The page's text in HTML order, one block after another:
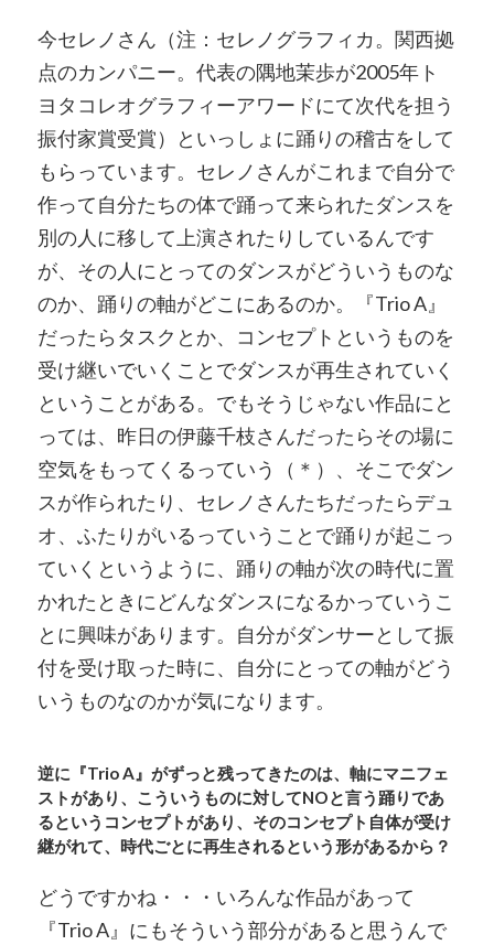
今セレノさん（注：セレノグラフィカ。関西拠
点のカンパニー。代表の隅地茉歩が2005年ト
ヨタコレオグラフィーアワードにて次代を担う
振付家賞受賞）といっしょに踊りの稽古をして
もらっています。セレノさんがこれまで自分で
作って自分たちの体で踊って来られたダンスを
別の人に移して上演されたりしているんです
が、その人にとってのダンスがどういうものな
のか、踊りの軸がどこにあるのか。『Trio A』
だったらタスクとか、コンセプトというものを
受け継いでいくことでダンスが再生されていく
ということがある。でもそうじゃない作品にと
っては、昨日の伊藤千枝さんだったらその場に
空気をもってくるっていう（＊）、そこでダン
スが作られたり、セレノさんたちだったらデュ
オ、ふたりがいるっていうことで踊りが起こっ
ていくというように、踊りの軸が次の時代に置
かれたときにどんなダンスになるかっていうこ
とに興味があります。自分がダンサーとして振
付を受け取った時に、自分にとっての軸がどう
いうものなのかが気になります。
逆に『Trio A』がずっと残ってきたのは、軸にマニフェ
ストがあり、こういうものに対してNOと言う踊りであ
るというコンセプトがあり、そのコンセプト自体が受け
継がれて、時代ごとに再生されるという形があるから？
どうですかね・・・いろんな作品があって
『Trio A』にもそういう部分があると思うんで